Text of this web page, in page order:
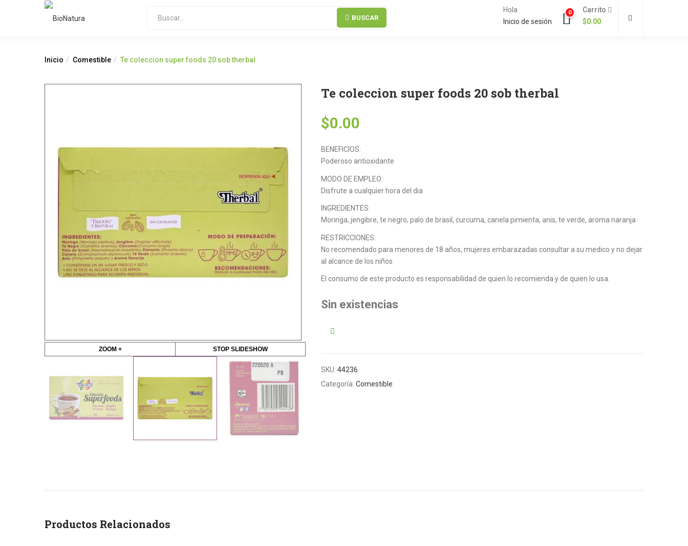
BUSCAR
Hola
Inicio de sesión
0
Carrito
$0.00
Inicio Comestible Te coleccion super foods 20 sob therbal
ZOOM + STOP SLIDESHOW
Te coleccion super foods 20 sob therbal
$0.00
BENEFICIOS:
Poderoso antioxidante
MODO DE EMPLEO:
Disfrute a cualquier hora del dia
INGREDIENTES:
Moringa, jengibre, te negro, palo de brasil, curcuma, canela pimienta, anis, te verde, aroma naranja
RESTRICCIONES:
No recomendado para menores de 18 años, mujeres embarazadas consultar a su medico y no dejar
al alcance de los niños
El consumo de este producto es responsabilidad de quien lo recomienda y de quien lo usa.
Sin existencias
SKU: 44236
Categoría: Comestible
Productos Relacionados